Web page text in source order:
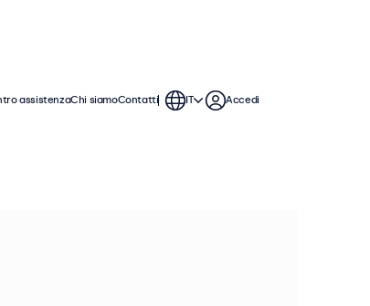
assistenzaChi siamoContatti IT Accedi